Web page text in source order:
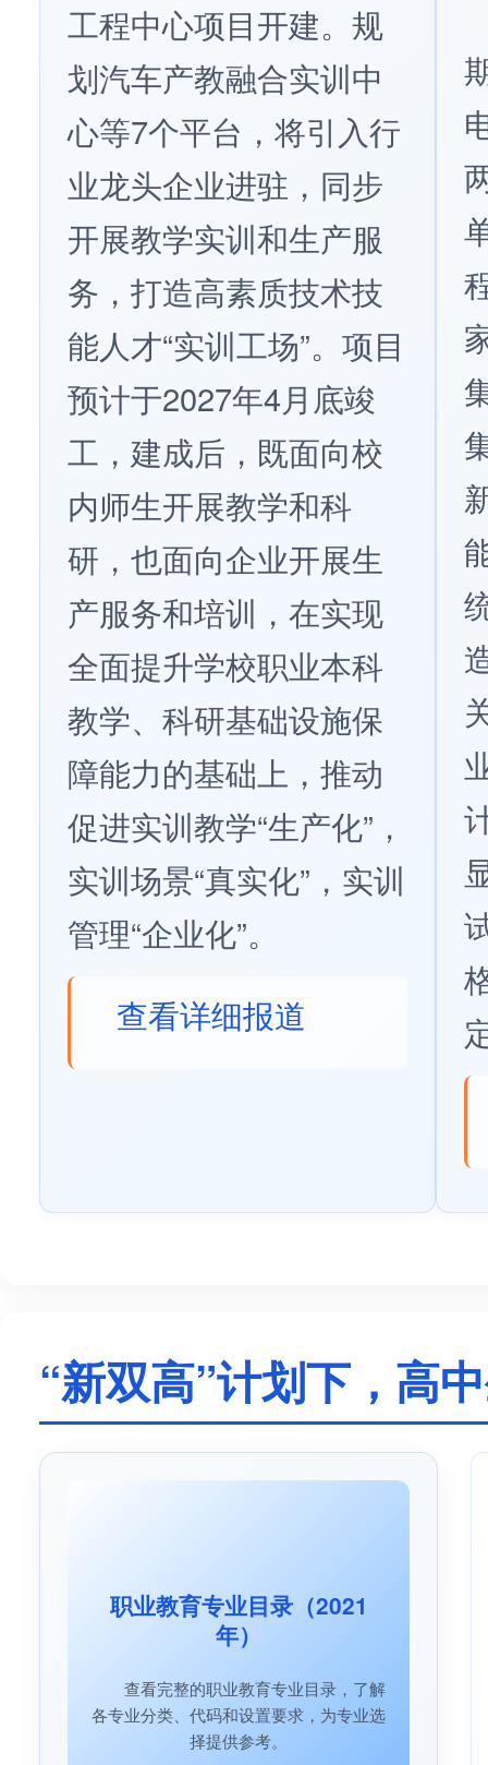
工程中心项目开建。规
划汽车产教融合实训中
心等7个平台，将引入行
业龙头企业进驻，同步
开展教学实训和生产服
务，打造高素质技术技
能人才“实训工场”。项目
预计于2027年4月底竣
工，建成后，既面向校
内师生开展教学和科
研，也面向企业开展生
产服务和培训，在实现
全面提升学校职业本科
教学、科研基础设施保
障能力的基础上，推动
促进实训教学“生产化”，
实训场景“真实化”，实训
管理“企业化”。
查看详细报道
“新双高”计划下，高
职业教育专业目录（2021
年）
查看完整的职业教育专业目录，了解
各专业分类、代码和设置要求，为专业选
择提供参考。